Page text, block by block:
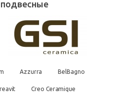
Azzurra BelBagno
Creo Ceramique